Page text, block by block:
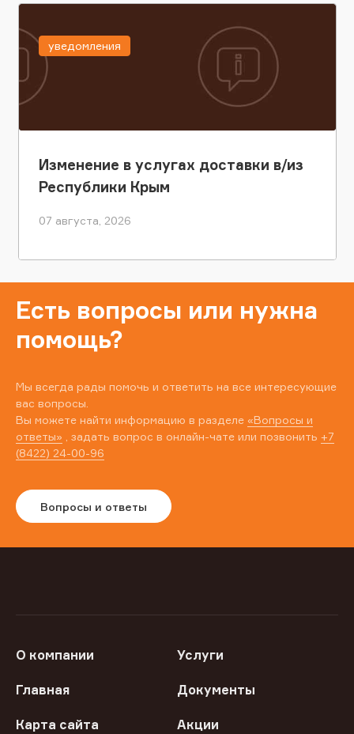
Изменение в услугах доставки в/из
Республики Крым
07 августа, 2026
уведомления
Есть вопросы или нужна
помощь?
Мы всегда рады помочь и ответить на все интересующие
вас вопросы.
Вы можете найти информацию в разделе «Вопросы и
ответы» , задать вопрос в онлайн-чате или позвонить +7
(8422) 24-00-96
Вопросы и ответы
О компании Услуги
Главная Документы
Карта сайта Акции